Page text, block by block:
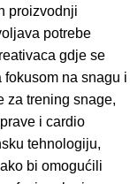
proizvodnji
potrebe
gdje se
na snagu i
za trening snage,
i cardio
tehnologiju,
bi omogućili